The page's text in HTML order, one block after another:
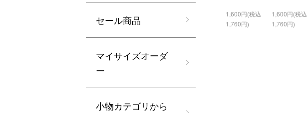
1,600円(税込
1,760円)
1,600円(税込
1,760円)
セール商品
マイサイズオーダ
ー
小物カテゴリから